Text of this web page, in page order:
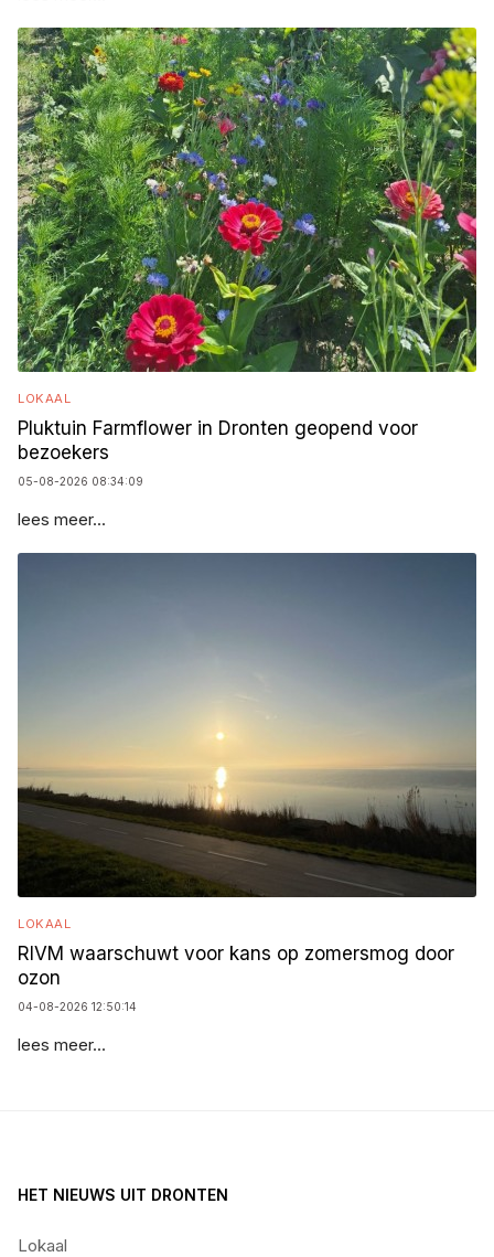
LOKAAL
Pluktuin Farmflower in Dronten geopend voor
bezoekers
05-08-2026 08:34:09
lees meer...
LOKAAL
RIVM waarschuwt voor kans op zomersmog door
ozon
04-08-2026 12:50:14
lees meer...
HET NIEUWS UIT DRONTEN
Lokaal